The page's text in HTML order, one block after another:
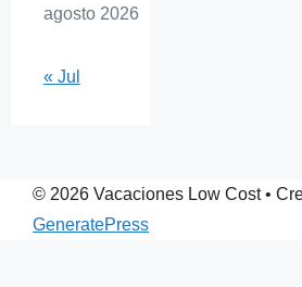
agosto 2026
« Jul
© 2026 Vacaciones Low Cost•
GeneratePress